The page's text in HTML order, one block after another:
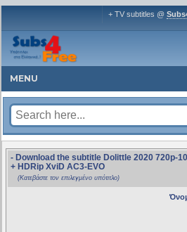
+ TV subtitles @
MENU
- Download the subtitle Dolittle 2020 720p-
+ HDRip XviD AC3-EVO
(Κατεβάστε τον επιλεγμένο υπότιτλο)